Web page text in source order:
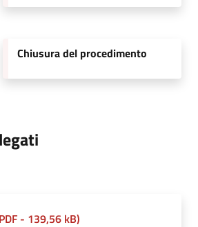
Chiusura del procedimento
PDF - 139,56 kB)